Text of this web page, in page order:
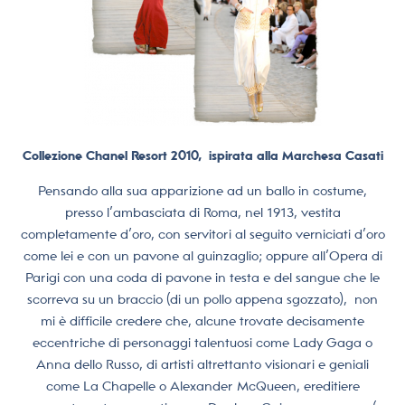
Collezione Chanel Resort 2010, ispirata alla Marchesa Casati
Pensando alla sua apparizione ad un ballo in costume,
presso l’ambasciata di Roma, nel 1913, vestita
completamente d’oro, con servitori al seguito verniciati d’oro
come lei e con un pavone al guinzaglio; oppure all’Opera di
Parigi con una coda di pavone in testa e del sangue che le
scorreva su un braccio (di un pollo appena sgozzato), non
mi è difficile credere che, alcune trovate decisamente
eccentriche di personaggi talentuosi come Lady Gaga o
Anna dello Russo, di artisti altrettanto visionari e geniali
come La Chapelle o Alexander McQueen, ereditiere